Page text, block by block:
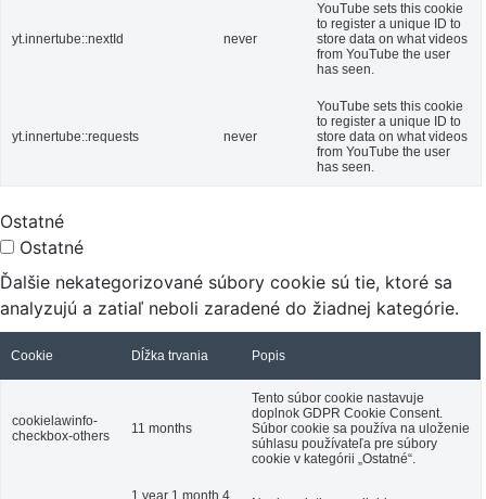
yt.innertube::nextId never
YouTube sets this cookie
to register a unique ID to
store data on what videos
from YouTube the user
has seen.
yt.innertube::requests never
YouTube sets this cookie
to register a unique ID to
store data on what videos
from YouTube the user
has seen.
Ostatné
Ostatné
Ďalšie nekategorizované súbory cookie sú tie, ktoré sa
analyzujú a zatiaľ neboli zaradené do žiadnej kategórie.
Cookie Dĺžka trvania Popis
cookielawinfo-
checkbox-others
11 months
Tento súbor cookie nastavuje
doplnok GDPR Cookie Consent.
Súbor cookie sa používa na uloženie
súhlasu používateľa pre súbory
cookie v kategórii „Ostatné“.
1 year 1 month 4